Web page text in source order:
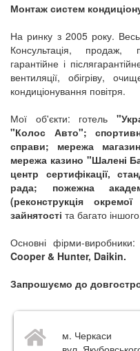
Монтаж систем
На ринку з 2005 року.
Консультація, продаж,
гарантійне і
вентиляції, обігріву,
кондиціонування повітря.
Мої об'єкти: готель
"Колос Авто";
справи; мережа
мережа казино "Шалені
центр сертифікації,
рада; пожежна
(реконструкція
зайнятості та багато
Основні фірми-виробники:
Cooper & Hunter, Daikin.
Запрошуємо до
м. Черкаси